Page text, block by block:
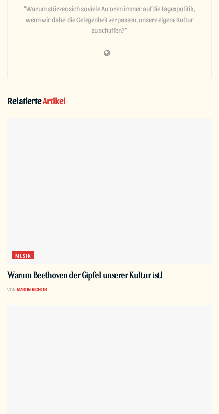
"Warum stürzen sich so viele Autoren immer auf die Tagespolitik,
wenn wir dabei die Gelegenheit verpassen, unsere eigene Kultur
zu schaffen?"
RelatierteArtikel
MUSIK
Warum Beethoven der Gipfel unserer Kultur ist!
VON MARTIN RICHTER